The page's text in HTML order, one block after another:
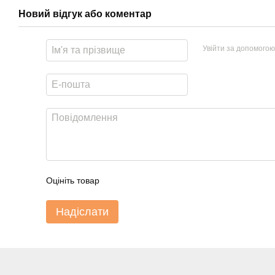
Новий відгук або коментар
Увійти за допомогою
Оцініть товар
Надіслати